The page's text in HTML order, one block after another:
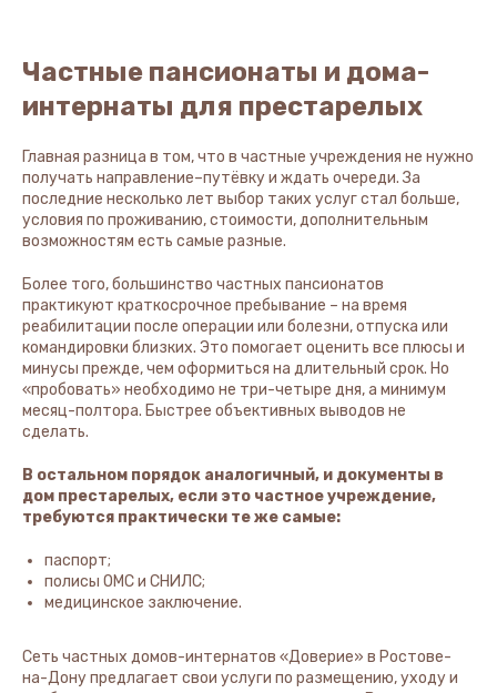
Частные пансионаты и дома-
интернаты для престарелых
Главная разница в том, что в частные учреждения не нужно
получать направление–путёвку и ждать очереди. За
последние несколько лет выбор таких услуг стал больше,
условия по проживанию, стоимости, дополнительным
возможностям есть самые разные.
Более того, большинство частных пансионатов
практикуют краткосрочное пребывание – на время
реабилитации после операции или болезни, отпуска или
командировки близких. Это помогает оценить все плюсы и
минусы прежде, чем оформиться на длительный срок. Но
«пробовать» необходимо не три-четыре дня, а минимум
месяц-полтора. Быстрее объективных выводов не
сделать.
В остальном порядок аналогичный, и документы в
дом престарелых, если это частное учреждение,
требуются практически те же самые:
паспорт;
полисы ОМС и СНИЛС;
медицинское заключение.
Сеть частных домов-интернатов «Доверие» в Ростове-
на-Дону предлагает свои услуги по размещению, уходу и